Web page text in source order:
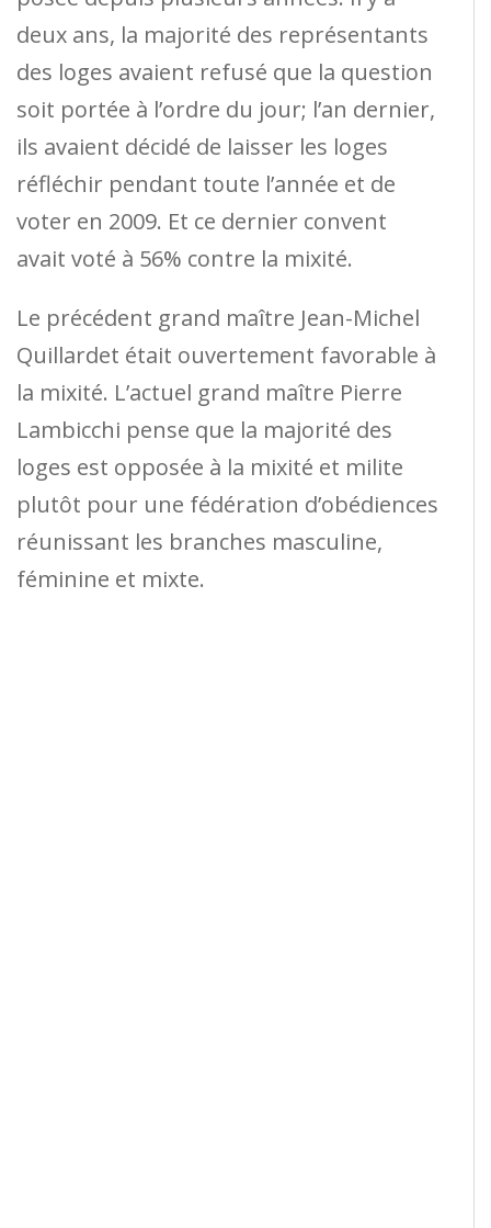
deux ans, la majorité des représentants
des loges avaient refusé que la question
soit portée à l’ordre du jour; l’an dernier,
ils avaient décidé de laisser les loges
réfléchir pendant toute l’année et de
voter en 2009. Et ce dernier convent
avait voté à 56% contre la mixité.
Le précédent grand maître Jean-Michel
Quillardet était ouvertement favorable à
la mixité. L’actuel grand maître Pierre
Lambicchi pense que la majorité des
loges est opposée à la mixité et milite
plutôt pour une fédération d’obédiences
réunissant les branches masculine,
féminine et mixte.